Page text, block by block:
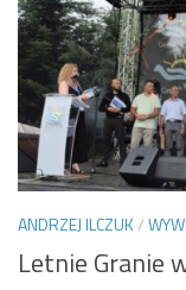
ANDRZEJ ILCZUK/
Letnie Granie